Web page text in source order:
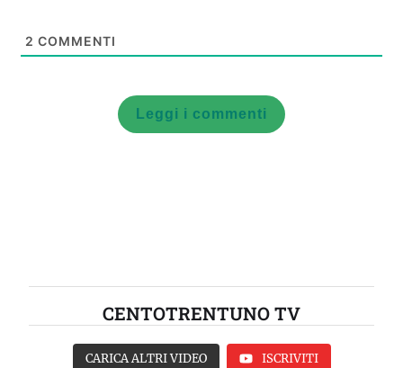
2 COMMENTI
Leggi i commenti
CENTOTRENTUNO TV
CARICA ALTRI VIDEO ISCRIVITI